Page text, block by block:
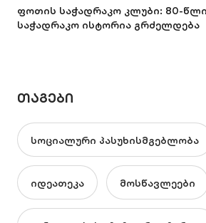
ფოთის საჭადრაკო კლუბი: 80-
საჭადრაკო ისტორია გრძელდება
ᲗᲐᲒᲔᲑᲘ
სოციალური პასუხისმგებლობა
იდეათეკა მოსწავლეები